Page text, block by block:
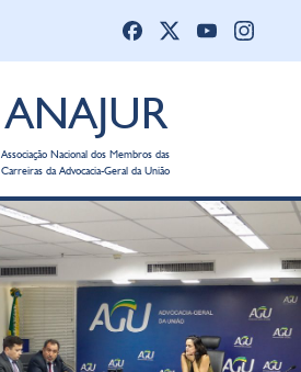
ANAJUR
Associação Nacional dos Membros das
Carreiras da Advocacia-Geral da União